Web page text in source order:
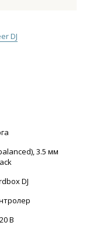
DJ
3.5 мм
DJ
В